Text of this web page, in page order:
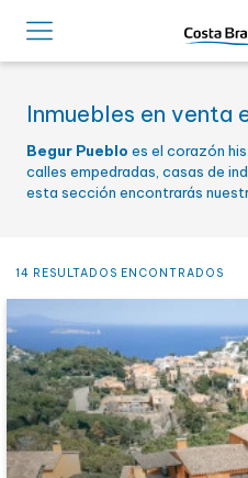
Inmuebles en venta
Begur Pueblo es el corazón
calles empedradas, casas de
esta sección encontrarás
14 RESULTADOS ENCONTRADOS